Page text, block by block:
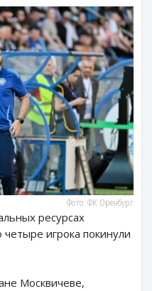
Фото: ФК Оренбург
ресурсах
игрока покинули
Москвичеве,